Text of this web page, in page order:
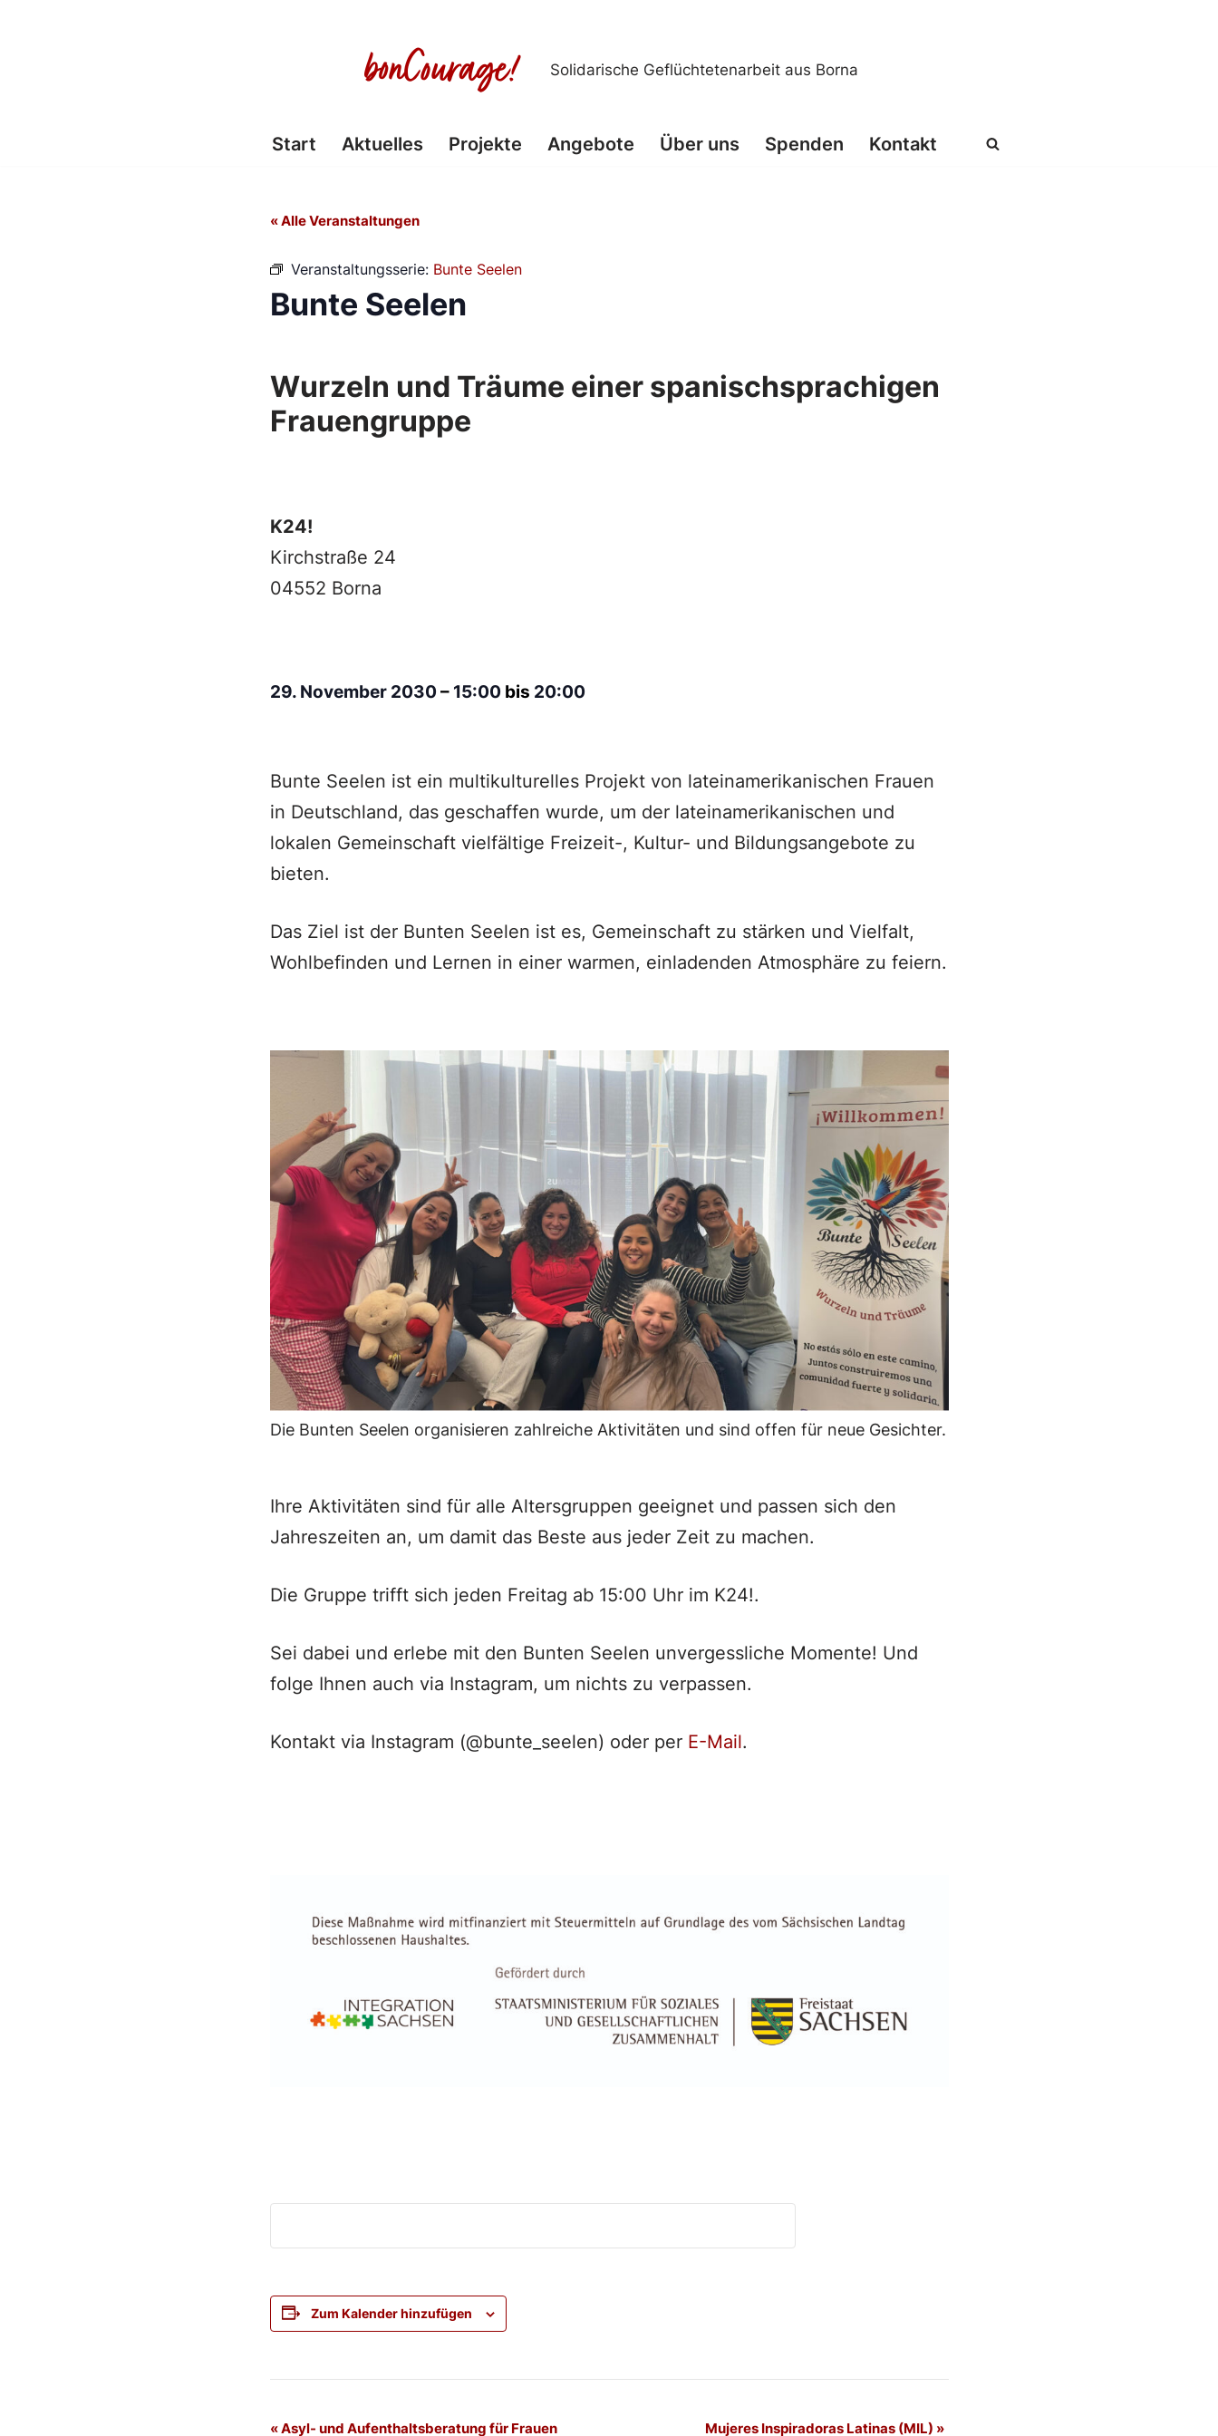
Solidarische Geflüchtetenarbeit aus Borna
Start Aktuelles Projekte Angebote Über uns Spenden Kontakt
« Alle Veranstaltungen
Veranstaltungsserie: Bunte Seelen
Bunte Seelen
Wurzeln und Träume einer spanischsprachigen
Frauengruppe
K24!
Kirchstraße 24
04552 Borna
29. November 2030 – 15:00 bis 20:00
Bunte Seelen ist ein multikulturelles Projekt von lateinamerikanischen Frauen
in Deutschland, das geschaffen wurde, um der lateinamerikanischen und
lokalen Gemeinschaft vielfältige Freizeit-, Kultur- und Bildungsangebote zu
bieten.
Das Ziel ist der Bunten Seelen ist es, Gemeinschaft zu stärken und Vielfalt,
Wohlbefinden und Lernen in einer warmen, einladenden Atmosphäre zu feiern.
Die Bunten Seelen organisieren zahlreiche Aktivitäten und sind offen für neue Gesichter.
Ihre Aktivitäten sind für alle Altersgruppen geeignet und passen sich den
Jahreszeiten an, um damit das Beste aus jeder Zeit zu machen.
Die Gruppe trifft sich jeden Freitag ab 15:00 Uhr im K24!.
Sei dabei und erlebe mit den Bunten Seelen unvergessliche Momente! Und
folge Ihnen auch via Instagram, um nichts zu verpassen.
Kontakt via Instagram (@bunte_seelen) oder per E-Mail.
Zum Kalender hinzufügen
Veranstaltung-
«Asyl- und Aufenthaltsberatung für Frauen Mujeres Inspiradoras Latinas (MIL) »